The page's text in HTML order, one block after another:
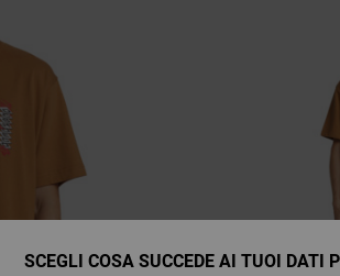
SCEGLI COSA SUCCEDE AI TUOI DATI